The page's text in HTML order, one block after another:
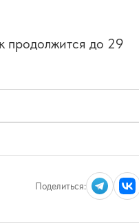
продолжится до 29
Поделиться: